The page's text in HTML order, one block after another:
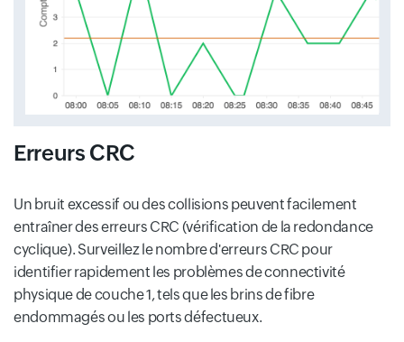
Erreurs CRC
Un bruit excessif ou des collisions peuvent facilement
entraîner des erreurs CRC (vérification de la redondance
cyclique). Surveillez le nombre d'erreurs CRC pour
identifier rapidement les problèmes de connectivité
physique de couche 1, tels que les brins de fibre
endommagés ou les ports défectueux.